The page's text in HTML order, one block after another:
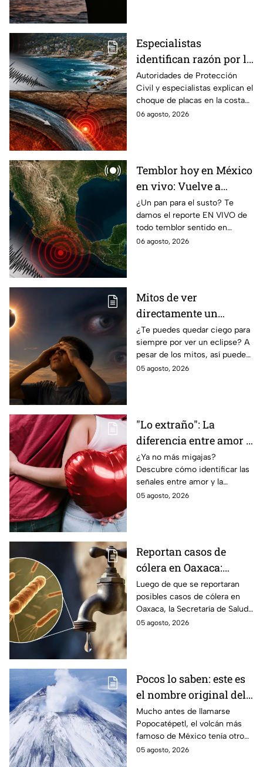
Especialistas
identifican razón por la
que tiembla tanto en
Guerrero
Autoridades de Protección
Civil y especialistas explican el
choque de placas en la costa
de Guerrero; ¿cuál es el sismo
06 agosto, 2026
Temblor hoy en México
en vivo: Vuelve a
temblar en Baja
California durante la
madrugada
¿Un pan para el susto? Te
damos el reporte EN VIVO de
todo temblor sentido en
México con epicentro,
06 agosto, 2026
Mitos de ver
directamente un
eclipse parcial: así
puedes observarlo de
forma segura
¿Te puedes quedar ciego para
siempre por ver un eclipse? A
pesar de los mitos, así puedes
observar un eclipse parcial y
05 agosto, 2026
"Lo extraño": La
diferencia entre amor y
dependencia
emocional
¿Ya no más migajas?
Descubre cómo identificar las
señales entre amor y la
dependencia emocional. Estos
05 agosto, 2026
Reportan casos de
cólera en Oaxaca:
síntomas y las
principales formas de
contagio
Luego de que se reportaran
posibles casos de cólera en
Oaxaca, la Secretaría de Salud
del Estado pide tomar
05 agosto, 2026
Pocos lo saben: este es
el nombre original del
volcán Popocatépetl
Mucho antes de llamarse
Popocatépetl, el volcán más
famoso de México tenía otro
nombre que pocos conocen y
05 agosto, 2026